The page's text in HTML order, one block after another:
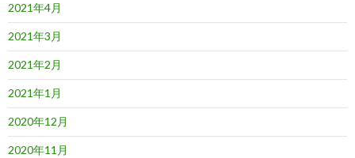
2021年4月
2021年3月
2021年2月
2021年1月
2020年12月
2020年11月